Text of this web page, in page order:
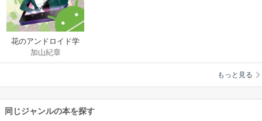
花のアンドロイド学
園
加山紀章
もっと見る
同じジャンルの本を探す